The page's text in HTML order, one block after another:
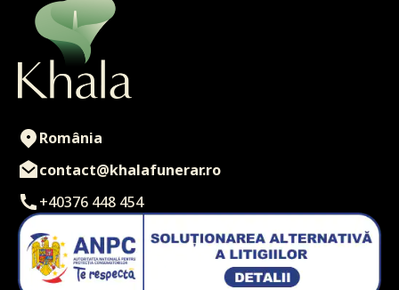
România
contact@khalafunerar.ro
+40376 448 454